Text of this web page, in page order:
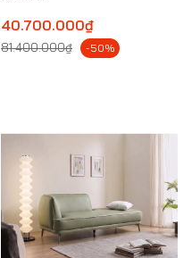
40.700.000₫
81.400.000₫ -50%